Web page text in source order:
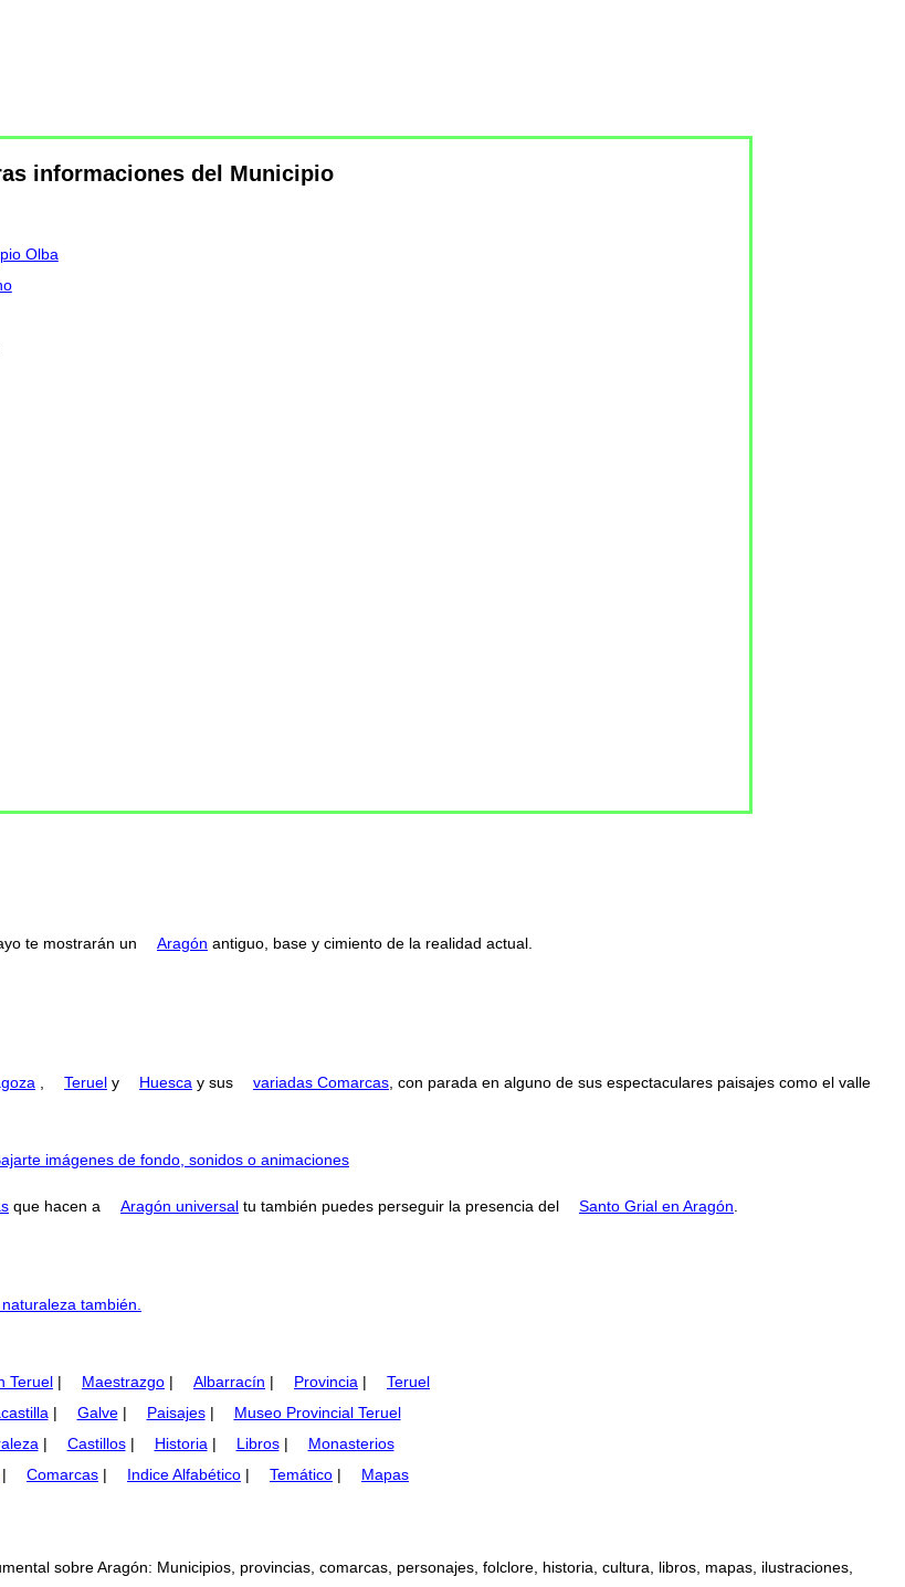
informaciones del Municipio
Olba
te mostrarán un Aragón antiguo, base y cimiento de la realidad actual.
Teruel y Huesca y sus variadas Comarcas , con parada en alguno de sus espectaculares paisajes como el valle
imágenes de fondo, sonidos o animaciones
que hacen a Aragón universal tu también puedes perseguir la presencia del Santo Grial en Aragón
también.
Teruel | Maestrazgo | Albarracín | Provincia |
Teruel
| Galve| Paisajes|
Museo Provincial Teruel
| Castillos| Historia | Libros|
Monasterios
| Comarcas | Indice Alfabético | Temático | Mapas
sobre Aragón: Municipios, provincias, comarcas, personajes, folclore, historia, cultura, libros, mapas, ilustraciones,